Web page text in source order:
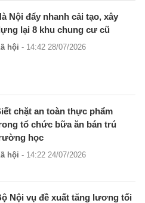
Nội đẩy nhanh cải tạo, xây
lại 8 khu chung cư cũ
hội - 14:42 28/07/2026
chặt an toàn thực phẩm
tổ chức bữa ăn bán trú
học
hội - 14:22 24/07/2026
Nội vụ đề xuất tăng lương tối